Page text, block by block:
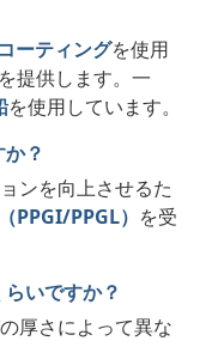
ーティングを使用
提供します。一
を使用しています。
？
ンを向上させるた
PPGI/PPGL） を受
いですか？
厚さによって異な